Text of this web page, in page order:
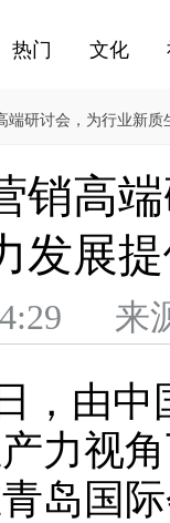
热门 文化
端研讨会，为行业新质
销高
发展
4:29
，由
力视
岛国